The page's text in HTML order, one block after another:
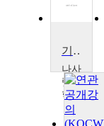
기후변화와 녹색에너지
나사
렛대
학교
미